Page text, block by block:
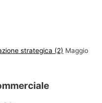
strategica (2) Maggio